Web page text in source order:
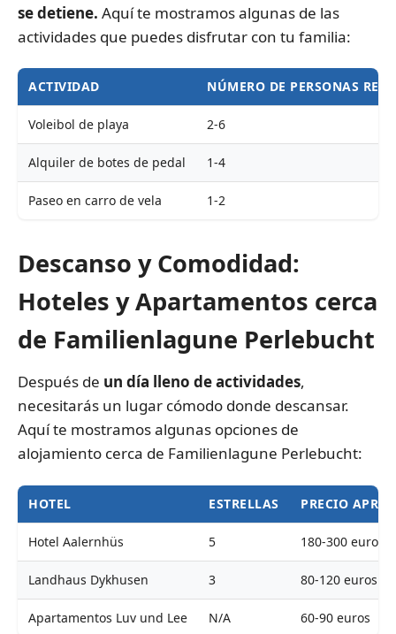
se detiene. Aquí te mostramos algunas de las
actividades que puedes disfrutar con tu familia:
ACTIVIDAD NÚMERO DE PERSONAS
Voleibol de playa 2-6
Alquiler de botes de pedal 1-4
Paseo en carro de vela 1-2
Descanso y Comodidad:
Hoteles y Apartamentos cerca
de Familienlagune Perlebucht
Después de un día lleno de actividades,
necesitarás un lugar cómodo donde descansar.
Aquí te mostramos algunas opciones de
alojamiento cerca de Familienlagune Perlebucht:
HOTEL ESTRELLAS PRECIO
Hotel Aalernhüs 5 180-300 euros
Landhaus Dykhusen 3 80-120 euros
Apartamentos Luv und Lee N/A 60-90 euros